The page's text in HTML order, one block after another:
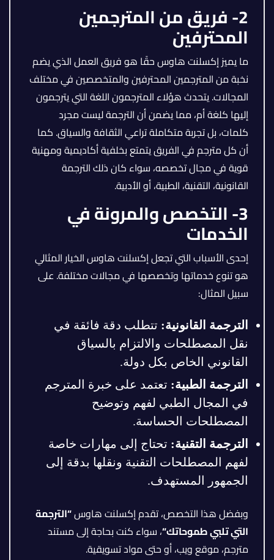
2- فريق من المترجمين
المحترفين
ما يميز إكسلنت هاوس حقًا هو فريق العمل الذي يضم
نخبة من المترجمين المحترفين والمتخصصين في مختلف
المجالات. يتحدث هؤلاء المترجمون اللغة التي يترجمون
إليها كلغة أم، مما يضمن أن الترجمة ليست مجرد
كلمات، بل تجربة متكاملة تراعي الثقافة والسياق. كما
أن كل مترجم في الفريق يتمتع بخلفية أكاديمية ومهنية
قوية في مجال تخصصه، سواء كان ذلك الترجمة
القانونية، التقنية، الطبية، أو الأدبية.
3- التخصص والمرونة في
الخدمات
إحدى الأسباب التي تجعل إكسلنت هاوس الخيار المثالي
هو تنوع خدماتها وتخصصها في مجالات مختلفة. على
سبيل المثال:
الترجمة القانونية: تتطلب دقة فائقة في
نقل المصطلحات والالتزام بالسياق
القانوني الخاص بكل دولة.
الترجمة الطبية: تعتمد على خبرة المترجم
في المجال الطبي لفهم وتوضيح
المصطلحات الحساسة.
الترجمة التقنية: تحتاج إلى مهارات خاصة
لفهم المصطلحات التقنية ونقلها بدقة إلى
الجمهور المستهدف.
وبفضل هذا التخصص، تقدم إكسلنت هاوس“الترجمة
التي تلبي طموحاتك“، سواء كنت بحاجة إلى مستند
مترجم، موقع ويب، أو حتى مواد تسويقية.